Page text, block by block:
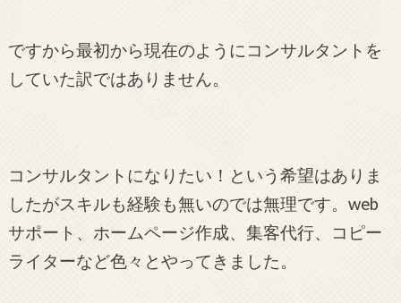
ですから最初から現在のようにコンサルタントを
していた訳ではありません。
コンサルタントになりたい！という希望はありま
したがスキルも経験も無いのでは無理です。web
サポート、ホームページ作成、集客代行、コピー
ライターなど色々とやってきました。